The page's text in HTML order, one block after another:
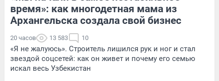
время»: как многодетная мама из
Архангельска создала свой бизнес
20 часов 13 583 10
«Я не жалуюсь». Строитель лишился рук и ног и стал
звездой соцсетей: как он живет и почему его семью
искал весь Узбекистан